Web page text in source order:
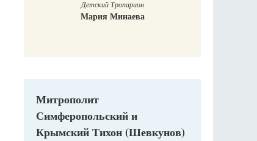
Притчи о добродетелях. Сценарий
музыкального спектакля
Митрополит
Симферопольский и
Крымский Тихон (Шевкунов)